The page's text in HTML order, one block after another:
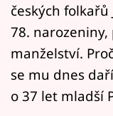
Přihlášení
Sledujte nás
českých
78.
manželství.
se mu dnes
o 37 let mladší